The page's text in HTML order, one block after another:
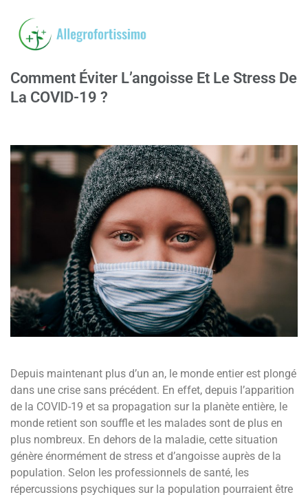
Comment Éviter L’angoisse Et Le Stress De
La COVID-19 ?
Depuis maintenant plus d’un an, le monde entier est plongé
dans une crise sans précédent. En effet, depuis l’apparition
de la COVID-19 et sa propagation sur la planète entière, le
monde retient son souffle et les malades sont de plus en
plus nombreux. En dehors de la maladie, cette situation
génère énormément de stress et d’angoisse auprès de la
population. Selon les professionnels de santé, les
répercussions psychiques sur la population pourraient être